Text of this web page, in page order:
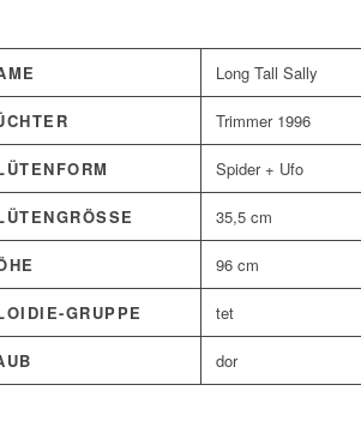
Long Tall Sally
Trimmer 1996
Spider + Ufo
35,5 cm
96 cm
GRUPPE tet
dor